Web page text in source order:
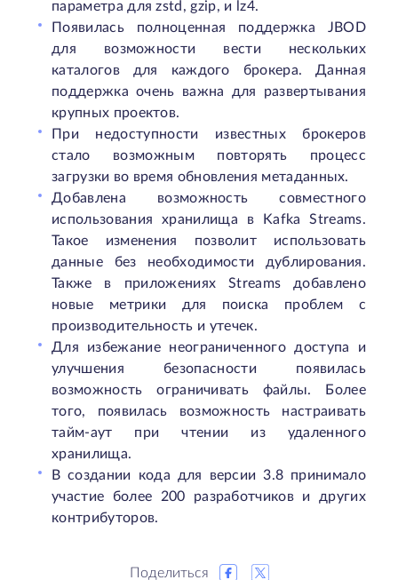
параметра для zstd, gzip, и lz4.
Появилась полноценная поддержка JBOD
для возможности вести нескольких
каталогов для каждого брокера. Данная
поддержка очень важна для развертывания
крупных проектов.
При недоступности известных брокеров
стало возможным повторять процесс
загрузки во время обновления метаданных.
Добавлена возможность совместного
использования хранилища в Kafka Streams.
Такое изменения позволит использовать
данные без необходимости дублирования.
Также в приложениях Streams добавлено
новые метрики для поиска проблем с
производительность и утечек.
Для избежание неограниченного доступа и
улучшения безопасности появилась
возможность ограничивать файлы. Более
того, появилась возможность настраивать
тайм-аут при чтении из удаленного
хранилища.
В создании кода для версии 3.8 принимало
участие более 200 разработчиков и других
контрибуторов.
Поделиться